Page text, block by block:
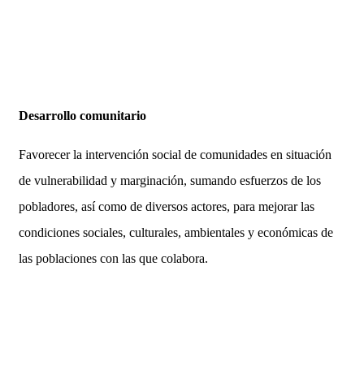
Desarrollo comunitario
Favorecer la intervención social de comunidades en situación
de vulnerabilidad y marginación, sumando esfuerzos de los
pobladores, así como de diversos actores, para mejorar las
condiciones sociales, culturales, ambientales y económicas de
las poblaciones con las que colabora.